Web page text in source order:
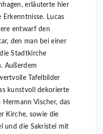
erläuterte hier
Lucas
entwarf den
den man bei einer
Stadtkirche
Außerdem
Tafelbilder
kunstvoll dekorierte
Hermann Vischer, das
Kirche, sowie die
und die Sakristei mit